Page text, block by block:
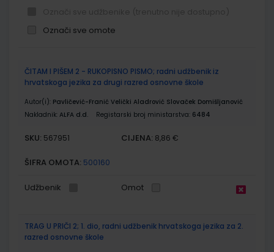
Označi sve omote
proizvodi
ČITAM I PIŠEM 2 - RUKOPISNO PISMO; radni udžbenik iz
hrvatskoga jezika za drugi razred osnovne škole
Autor(i): Pavličević-Franić Velički Aladrović Slovaček Domišljanović
Nakladnik: ALFA d.d. Registarski broj ministarstva: 6484
SKU: 567951 CIJENA: 8,86 €
ŠIFRA OMOTA: 500160
Udžbenik Omot
TRAG U PRIČI 2; 1. dio, radni udžbenik hrvatskoga jezika za 2.
razred osnovne škole